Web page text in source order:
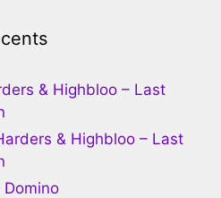
& Highbloo – Last
& Highbloo – Last
Domino